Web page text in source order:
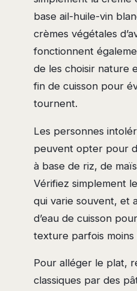
base ail-huile-vin
crèmes végétales
fonctionnent
de les choisir nature
fin de cuisson pour
tournent.
Les personnes
peuvent opter pour
à base de riz, de
Vérifiez simplement
qui varie souvent, et
d’eau de cuisson
texture parfois moins
Pour alléger le plat,
classiques par des